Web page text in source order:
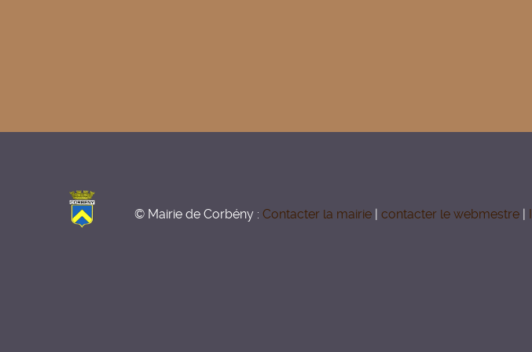
© Mairie de Corbény : Contacter la mairie contacter le webmestre